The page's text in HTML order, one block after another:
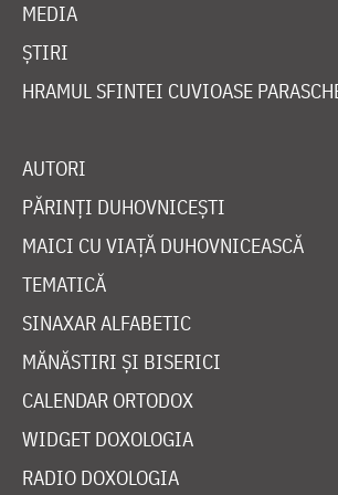
MEDIA
ȘTIRI
HRAMUL SFINTEI CUVIOASE
AUTORI
PĂRINȚI DUHOVNICEȘTI
MAICI CU VIAȚĂ DUHOVNICEASCĂ
TEMATICĂ
SINAXAR ALFABETIC
MĂNĂSTIRI ȘI BISERICI
CALENDAR ORTODOX
WIDGET DOXOLOGIA
RADIO DOXOLOGIA